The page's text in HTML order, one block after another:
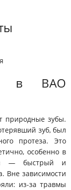
в ВАО
природные зубы.
зуб, был
протеза. Это
особенно в
— быстрый и
Вне зависимости
из-за травмы